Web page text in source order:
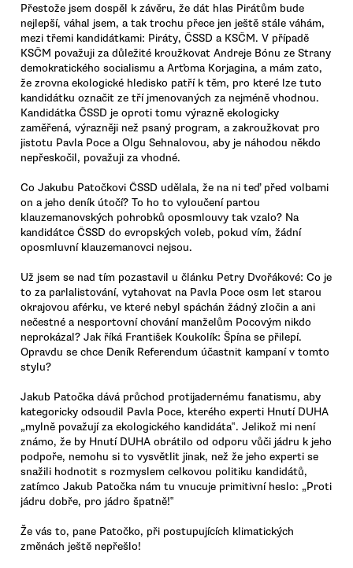
Přestože jsem dospěl k závěru, že dát hlas Pirátům bude
nejlepší, váhal jsem, a tak trochu přece jen ještě stále váhám,
mezi třemi kandidátkami: Piráty, ČSSD a KSČM. V případě
KSČM považuji za důležité kroužkovat Andreje Bónu ze Strany
demokratického socialismu a Arťoma Korjagina, a mám zato,
že zrovna ekologické hledisko patří k těm, pro které lze tuto
kandidátku označit ze tří jmenovaných za nejméně vhodnou.
Kandidátka ČSSD je oproti tomu výrazně ekologicky
zaměřená, výrazněji než psaný program, a zakroužkovat pro
jistotu Pavla Poce a Olgu Sehnalovou, aby je náhodou někdo
nepřeskočil, považuji za vhodné.
Co Jakubu Patočkovi ČSSD udělala, že na ni teď před volbami
on a jeho deník útočí? To ho to vyloučení partou
klauzemanovských pohrobků oposmlouvy tak vzalo? Na
kandidátce ČSSD do evropských voleb, pokud vím, žádní
oposmluvní klauzemanovci nejsou.
Už jsem se nad tím pozastavil u článku Petry Dvořákové: Co je
to za parlalistování, vytahovat na Pavla Poce osm let starou
okrajovou aférku, ve které nebyl spáchán žádný zločin a ani
nečestné a nesportovní chování manželům Pocovým nikdo
neprokázal? Jak říká František Koukolík: Špína se přilepí.
Opravdu se chce Deník Referendum účastnit kampaní v tomto
stylu?
Jakub Patočka dává průchod protijadernému fanatismu, aby
kategoricky odsoudil Pavla Poce, kterého experti Hnutí DUHA
„mylně považují za ekologického kandidáta‟. Jelikož mi není
známo, že by Hnutí DUHA obrátilo od odporu vůči jádru k jeho
podpoře, nemohu si to vysvětlit jinak, než že jeho experti se
snažili hodnotit s rozmyslem celkovou politiku kandidátů,
zatímco Jakub Patočka nám tu vnucuje primitivní heslo: „Proti
jádru dobře, pro jádro špatně!‟
Že vás to, pane Patočko, při postupujících klimatických
změnách ještě nepřešlo!